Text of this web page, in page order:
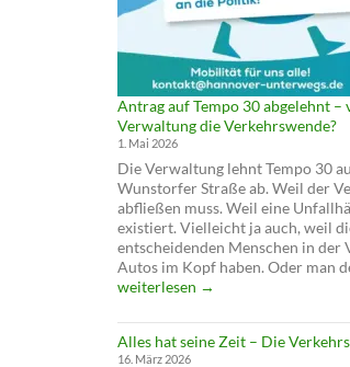
Antrag auf Tempo 30 abgelehnt –
Verwaltung die Verkehrswende?
1. Mai 2026
Die Verwaltung lehnt Tempo 30
Wunstorfer Straße ab. Weil der
abfließen muss. Weil eine
existiert. Vielleicht ja auch, weil
entscheidenden Menschen in der
Autos im Kopf haben. Oder man
weiterlesen →
Alles hat seine Zeit – Die
16. März 2026